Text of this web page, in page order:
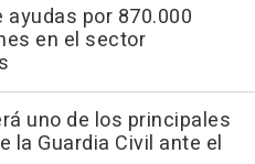
por 870.000
en el sector
uno de los principales
la Guardia Civil ante el